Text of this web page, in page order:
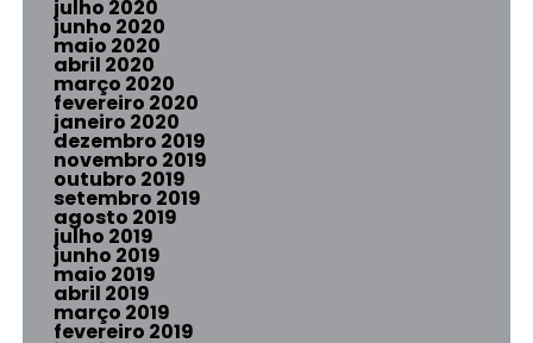
julho 2020
junho 2020
maio 2020
abril 2020
março 2020
fevereiro 2020
janeiro 2020
dezembro 2019
novembro 2019
outubro 2019
setembro 2019
agosto 2019
julho 2019
junho 2019
maio 2019
abril 2019
março 2019
fevereiro 2019